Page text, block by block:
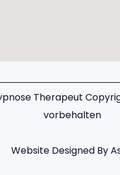
Therapeut​​
vorbehalten
Website Designed By